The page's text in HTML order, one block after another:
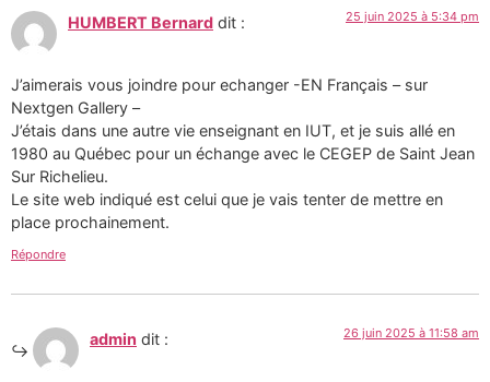
HUMBERT Bernard dit : 25 juin 2025 à 5:34 pm
J’aimerais vous joindre pour echanger -EN Français – sur
Nextgen Gallery –
J’étais dans une autre vie enseignant en IUT, et je suis allé en
1980 au Québec pour un échange avec le CEGEP de Saint Jean
Sur Richelieu.
Le site web indiqué est celui que je vais tenter de mettre en
place prochainement.
Répondre
admin dit : 26 juin 2025 à 11:58 am